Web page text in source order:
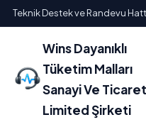
Teknik Destek ve Randevu
Wins Dayanıklı
Tüketim Malları
Sanayi Ve Ticaret
Limited Şirketi